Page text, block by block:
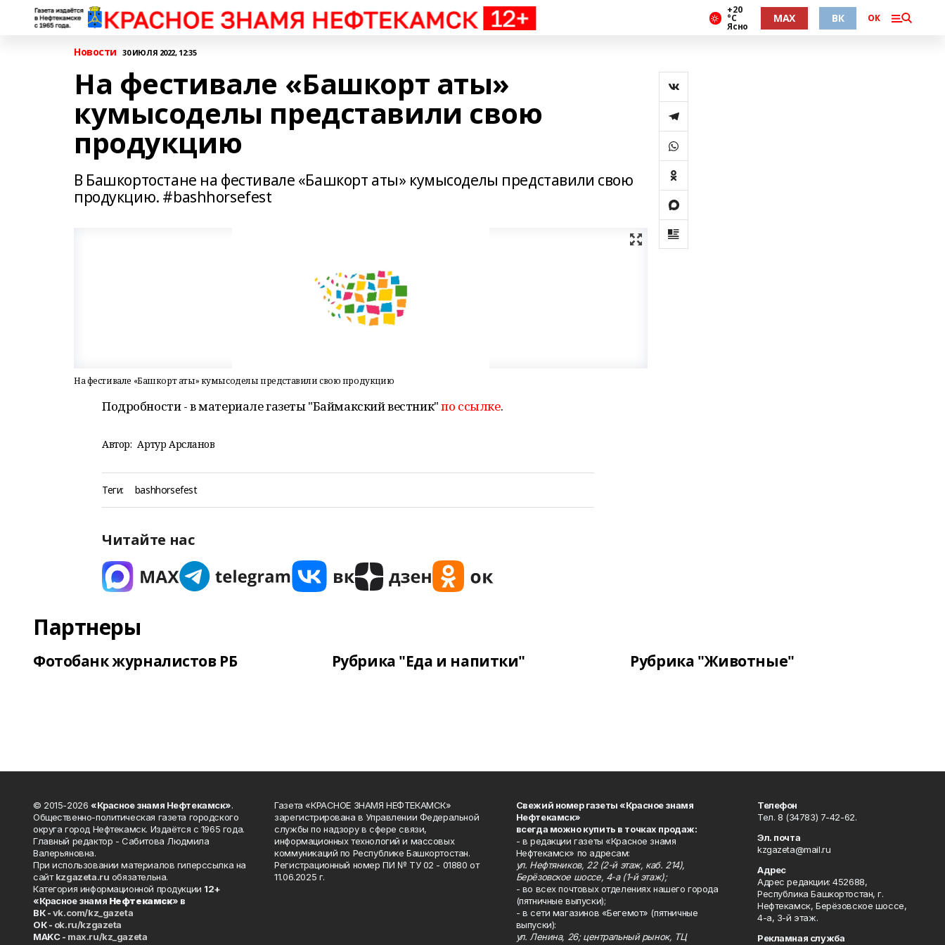
+20
°С
Ясно
MAX ВК ОК
Новости 30 ИЮЛЯ 2022, 12:35
На фестивале «Башкорт аты»
кумысоделы представили свою
продукцию
В Башкортостане на фестивале «Башкорт аты» кумысоделы представили свою
продукцию. #bashhorsefest
На фестивале «Башкорт аты» кумысоделы представили свою продукцию
Подробности - в материале газеты "Баймакский вестник"по ссылке.
Автор: Артур Арсланов
Теги: bashhorsefest
Читайте нас
Партнеры
Фотобанк журналистов РБ Рубрика "Еда и напитки" Рубрика "Животные"
© 2015-2026 «Красное знамя Нефтекамск».
Общественно-политическая газета городского
округа город Нефтекамск. Издаётся с 1965 года.
Главный редактор - Сабитова Людмила
Валерьяновна.
При использовании материалов гиперссылка на
сайтkzgazeta.ru обязательна.
Категория информационной продукции 12+
«Красное знамя Нефтекамск» в
ВК -vk.com/kz_gazeta
ОК - ok.ru/kzgazeta
MAKC - max.ru/kz_gazeta
Газета «КРАСНОЕ ЗНАМЯ НЕФТЕКАМСК»
зарегистрирована в Управлении Федеральной
службы по надзору в сфере связи,
информационных технологий и массовых
коммуникаций по Республике Башкортостан.
Регистрационный номер ПИ № ТУ 02 - 01880 от
11.06.2025 г.
Свежий номер газеты «Красное знамя
Нефтекамск»
всегда можно купить в точках продаж:
- в редакции газеты «Красное знамя
Нефтекамск» по адресам:
ул. Нефтяников, 22 (2-й этаж, каб. 214),
Берёзовское шоссе, 4-а (1-й этаж);
- во всех почтовых отделениях нашего города
(пятничные выпуски);
- в сети магазинов «Бегемот» (пятничные
выпуски):
ул. Ленина, 26; центральный рынок, ТЦ
Телефон
Тел. 8 (34783) 7-42-62.
Эл. почта
kzgazeta@mail.ru
Адрес
Адрес редакции: 452688,
Республика Башкортостан, г.
Нефтекамск, Берёзовское шоссе,
4-а, 3-й этаж.
Рекламная служба